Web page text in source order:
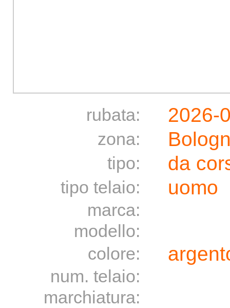
rubata: 2026-
zona:
tipo: da
tipo telaio: uomo
marca:
modello:
colore:
num. telaio:
marchiatura: